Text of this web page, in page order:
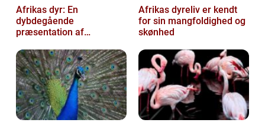
Afrikas dyr: En
dybdegående
præsentation af
dyreliv
Afrikas dyreliv er kendt
for sin mangfoldighed og
skønhed